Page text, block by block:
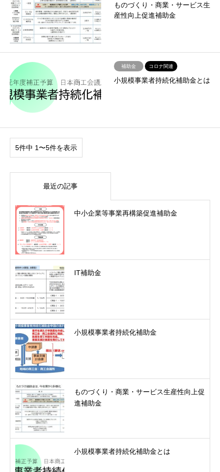
ものづくり・商業・サービス生
産性向上促進補助金
補助金 コロナ関連
小規模事業者持続化補助金とは
5件中 1〜5件を表示
最近の記事
中小企業等事業再構築促進補助金
IT補助金
小規模事業者持続化補助金
ものづくり・商業・サービス生産性向上促
進補助金
小規模事業者持続化補助金とは